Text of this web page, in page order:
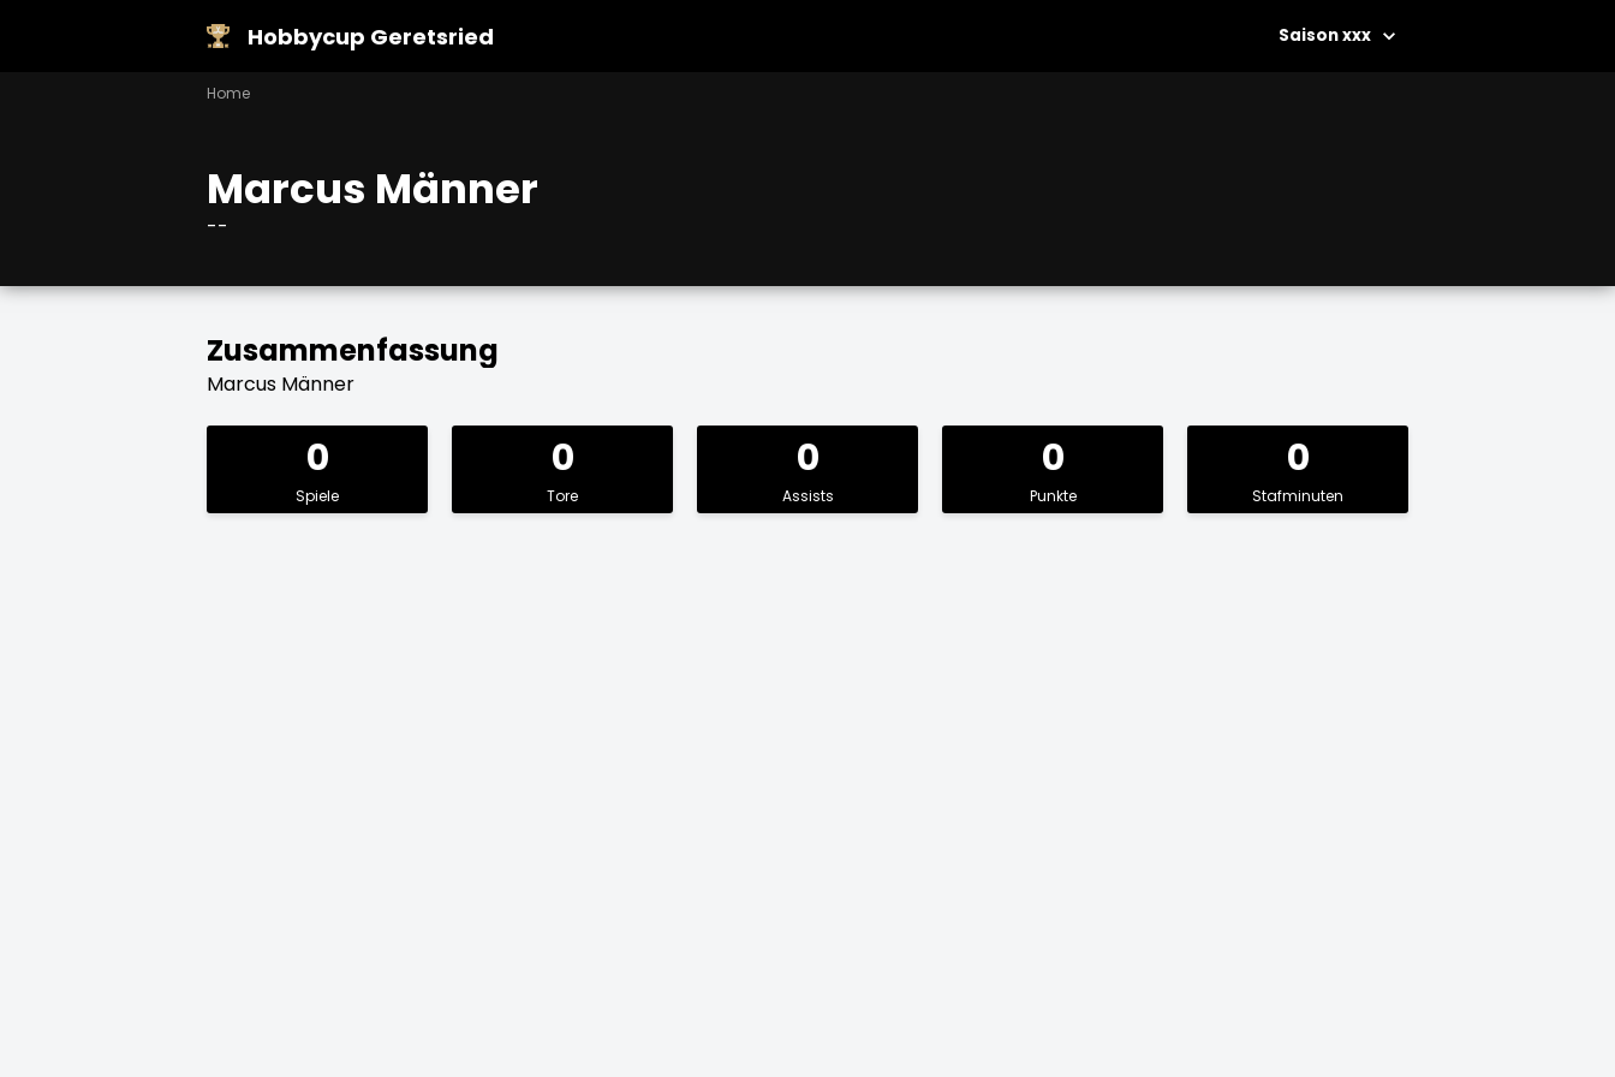
Hobbycup Geretsried xxx
Home
Marcus Männer
--
Zusammenfassung
Marcus Männer
0
Spiele
0
Tore
0
Assists
0
Punkte
0
Stafminuten